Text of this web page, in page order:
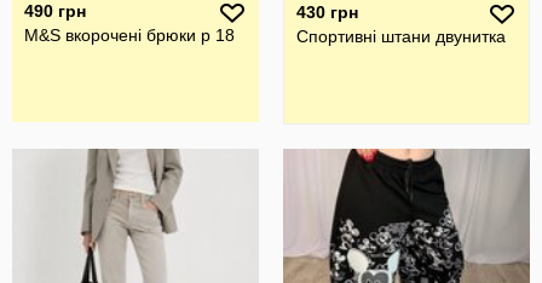
490 грн
M&S вкорочені брюки р 18
430 грн
Спортивні штани двунитка